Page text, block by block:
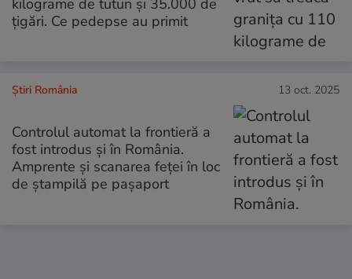
kilograme de tutun și 35.000 de
țigări. Ce pedepse au primit
Știri România 13 oct. 2025
Controlul automat la frontieră a
fost introdus și în România.
Amprente și scanarea feței în loc
de ștampilă pe pașaport